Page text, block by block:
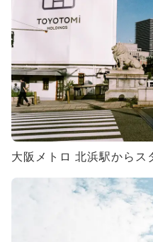
大阪メトロ 北浜駅からス